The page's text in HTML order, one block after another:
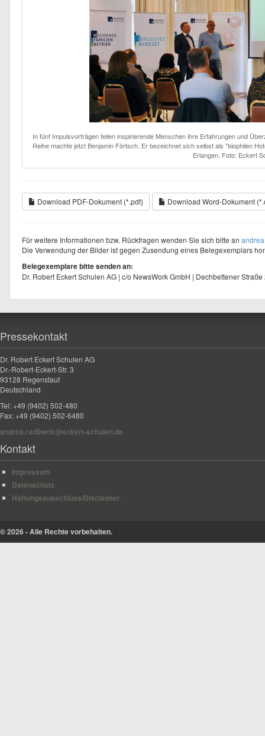
In fünf Impulsvorträgen teilen inspirierende Menschen ihre Erfahrungen und
Reihe machte jetzt Benjamin Förtsch. Er bezeichnet sich selbst als "biophilen
Erlangen. Foto: Eckert
Download PDF-Dokument (*.pdf) Download Word-Dokument
Für weitere Informationen bzw. Rückfragen wenden Sie sich bitte an
Die Verwendung der Bilder ist gegen Zusendung eines Belegexemplars
Belegexemplare bitte senden an:
Dr. Robert Eckert Schulen AG | c/o NewsWork GmbH | Dechbettener
Pressekontakt
Dr. Robert Eckert Schulen AG
Dr.-Robert-Eckert-Str. 3
93128 Regenstauf
Deutschland
Tel: +49 (9402) 502-480
Fax: +49 (9402) 502-6480
andrea.radlbeck@eckert-schulen.de
Kontakt
Impressum
Datenschutz
Haftungsausschluss/Disclaimer
© 2026 - Alle Rechte vorbehalten.